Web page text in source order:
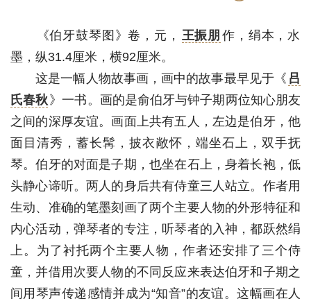
《伯牙鼓琴图》卷，元， 王振朋 作，绢本，水
墨，纵31.4厘米，横92厘米。
这是一幅人物故事画，画中的故事最早见于《 吕
氏春秋 》一书。画的是俞伯牙与钟子期两位知心朋友
之间的深厚友谊。画面上共有五人，左边是伯牙，他
面目清秀，蓄长髯，披衣敞怀，端坐石上，双手抚
琴。伯牙的对面是子期，也坐在石上，身着长袍，低
头静心谛听。两人的身后共有侍童三人站立。作者用
生动、准确的笔墨刻画了两个主要人物的外形特征和
内心活动，弹琴者的专注，听琴者的入神，都跃然绢
上。为了衬托两个主要人物，作者还安排了三个侍
童，并借用次要人物的不同反应来表达伯牙和子期之
间用琴声传递感情并成为“知音”的友谊。这幅画在人